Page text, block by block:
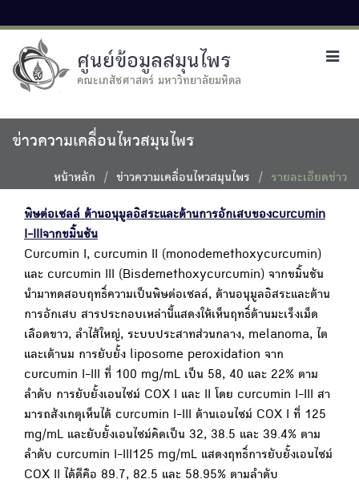
ศูนย์ข้อมูลสมุนไพร
คณะเภสัชศาสตร์ มหาวิทยาลัยมหิดล
ข่าวความเคลื่อนไหวสมุนไพร
หน้าหลัก ข่าวความเคลื่อนไหวสมุนไพร รายละเอียดข่าว
พิษต่อเซลล์ ต้านอนุมูลอิสระและต้านการอักเสบของcurcumin
I-IIIจากขมิ้นชัน
Curcumin I, curcumin II (monodemethoxycurcumin)
และ curcumin III (Bisdemethoxycurcumin) จากขมิ้นชัน
นำมาทดสอบฤทธิ์ความเป็นพิษต่อเซลล์, ต้านอนุมูลอิสระและต้าน
การอักเสบ สารประกอบเหล่านี้แสดงให้เห็นฤทธิ์ต้านมะเร็งเม็ด
เลือดขาว, ลำไส้ใหญ่, ระบบประสาทส่วนกลาง, melanoma, ไต
และเต้านม การยับยั้ง liposome peroxidation จาก
curcumin I-III ที่ 100 mg/mL เป็น 58, 40 และ 22% ตาม
ลำดับ การยับยั้งเอนไซม์ COX I และ II โดย curcumin I-III สา
มารถสังเกตุเห็นได้ curcumin I-III ต้านเอนไซม์ COX I ที่ 125
mg/mL และยับยั้งเอนไซม์คิดเป็น 32, 38.5 และ 39.4% ตาม
ลำดับ curcumin I-III125 mg/mL แสดงฤทธิ์การยับยั้งเอนไซม์
COX II ได้ดีคือ 89.7, 82.5 และ 58.95% ตามลำดับ